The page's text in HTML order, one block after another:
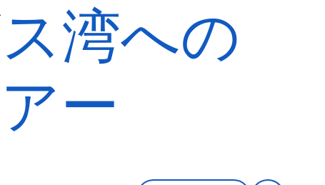
湾への
ー